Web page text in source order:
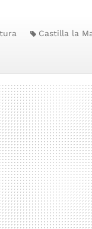
Castilla la